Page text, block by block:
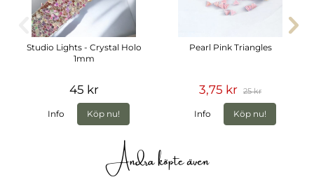
Studio Lights - Crystal Holo
1mm
45 kr
Info Köp nu!
Pearl Pink Triangles
3,75 kr 25 kr
Info Köp nu!
Andra köpte även